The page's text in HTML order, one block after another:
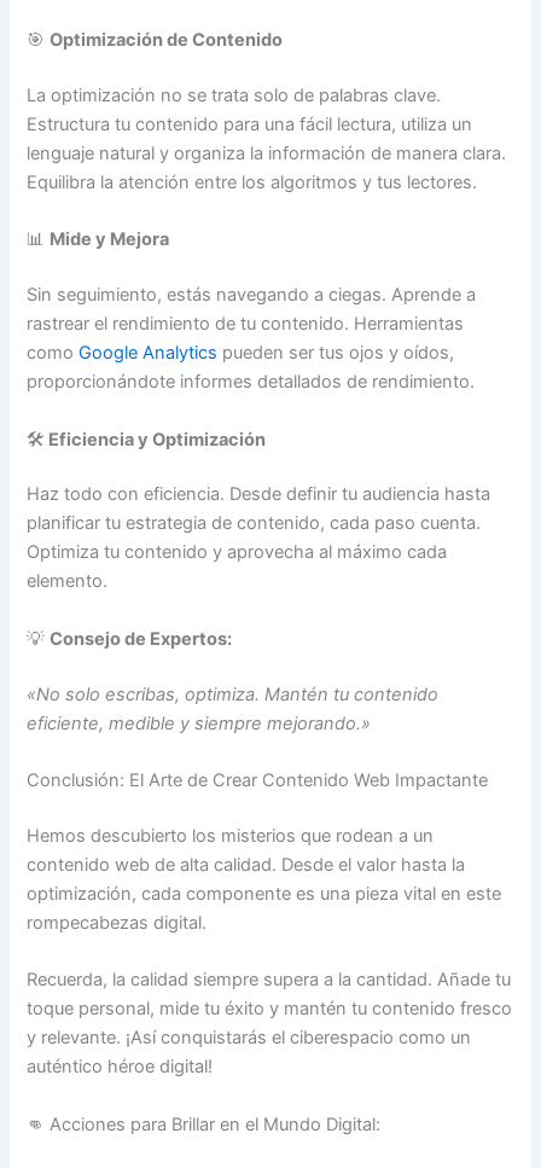
🎯Optimización de Contenido
La optimización no se trata solo de palabras clave.
Estructura tu contenido para una fácil lectura, utiliza un
lenguaje natural y organiza la información de manera clara.
Equilibra la atención entre los algoritmos y tus lectores.
📊 Mide y Mejora
Sin seguimiento, estás navegando a ciegas. Aprende a
rastrear el rendimiento de tu contenido. Herramientas
comoGoogle Analytics pueden ser tus ojos y oídos,
proporcionándote informes detallados de rendimiento.
🛠️ Eficiencia y Optimización
Haz todo con eficiencia. Desde definir tu audiencia hasta
planificar tu estrategia de contenido, cada paso cuenta.
Optimiza tu contenido y aprovecha al máximo cada
elemento.
💡Consejo de Expertos:
«No solo escribas, optimiza. Mantén tu contenido
eficiente, medible y siempre mejorando.»
Conclusión: El Arte de Crear Contenido Web Impactante
Hemos descubierto los misterios que rodean a un
contenido web de alta calidad. Desde el valor hasta la
optimización, cada componente es una pieza vital en este
rompecabezas digital.
Recuerda, la calidad siempre supera a la cantidad. Añade tu
toque personal, mide tu éxito y mantén tu contenido fresco
y relevante. ¡Así conquistarás el ciberespacio como un
auténtico héroe digital!
👊 Acciones para Brillar en el Mundo Digital: